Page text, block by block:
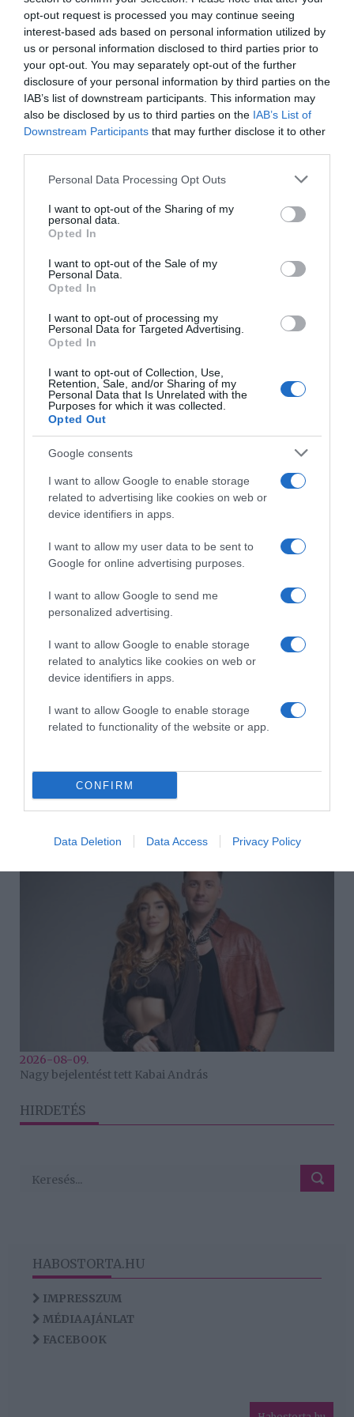
opt-out request is processed you may continue seeing
interest-based ads based on personal information utilized by
us or personal information disclosed to third parties prior to
your opt-out. You may separately opt-out of the further
disclosure of your personal information by third parties on the
IAB’s list of downstream participants. This information may
also be disclosed by us to third parties on the IAB’s List of
Downstream Participants that may further disclose it to other
Please note that this website/app uses one or more Google
not limited to your visit or usage behaviour. You may click to
grant or deny consent to Google and its third-party tags to
use your data for below specified purposes in below Google
consent section.
Personal Data Processing Opt Outs
I want to opt-out of the Sharing of my
personal data.
Opted In
I want to opt-out of the Sale of my
Personal Data.
Opted In
I want to opt-out of processing my
Personal Data for Targeted Advertising.
Opted In
I want to opt-out of Collection, Use,
Retention, Sale, and/or Sharing of my
Personal Data that Is Unrelated with the
Purposes for which it was collected.
Opted Out
Google consents
I want to allow Google to enable storage
related to advertising like cookies on web or
device identifiers in apps.
I want to allow my user data to be sent to
Google for online advertising purposes.
I want to allow Google to send me
personalized advertising.
I want to allow Google to enable storage
related to analytics like cookies on web or
device identifiers in apps.
I want to allow Google to enable storage
related to functionality of the website or app.
CONFIRM
Data Deletion Data Access Privacy Policy
Címkék: párkapcsolat,szakítás,Marics Peti,
Valkusz Milán
Korábbi bejegyzések Következő bejegyzés
HASONLÓ BEJEGYZÉSEK
2026-08-09.
Ha izzadsz, erre a 3 létfontosságú elemre van szükség
Veréb Tamás válik a feleségétől
2026-08-09.
Nagy bejelentést tett Kabai András
HIRDETÉS
HABOSTORTA.HU
IMPRESSZUM
MÉDIAAJÁNLAT
FACEBOOK